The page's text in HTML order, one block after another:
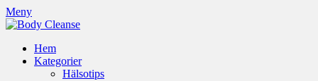
Meny
Hem
Kategorier
Hälsotips